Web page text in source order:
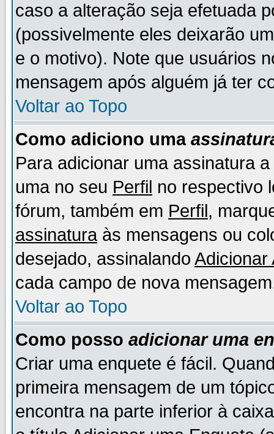
caso a alteração seja efetuada
(possivelmente eles deixarão
e o motivo). Note que usuários
mensagem após alguém já ter
Voltar ao Topo
Como adiciono uma
Para adicionar uma assinatura
uma no seu Perfil no respectivo
fórum, também em Perfil,
assinaturaàs mensagens ou
desejado, assinalando Adicionar
cada campo de nova
Voltar ao Topo
Como posso adicionar uma
Criar uma enquete é fácil.
primeira mensagem de um
encontra na parte inferior à